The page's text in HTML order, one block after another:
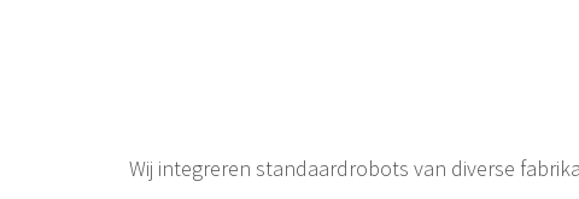
Wij integreren standaardrobots van diverse